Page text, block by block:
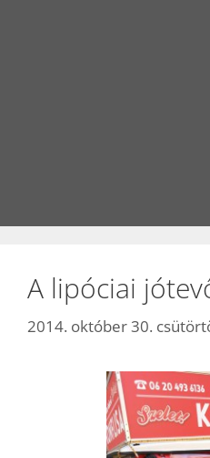
A lipóciai
2014. október 30.